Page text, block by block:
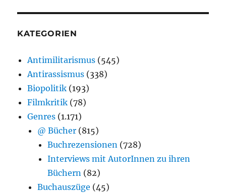
KATEGORIEN
Antimilitarismus (545)
Antirassismus (338)
Biopolitik (193)
Filmkritik (78)
Genres (1.171)
@ Bücher (815)
Buchrezensionen (728)
Interviews mit AutorInnen zu ihren
Büchern (82)
Buchauszüge (45)